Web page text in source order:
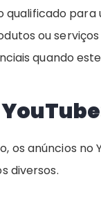
qualificado para
ou
quando
os anúncios no
diversos.